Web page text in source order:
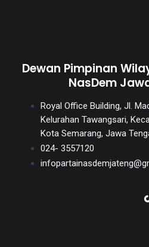
Dewan Pimpinan
NasDem
Royal Office Building, Jl.
Kelurahan Tawangsari,
Kota Semarang, Jawa
024- 3557120